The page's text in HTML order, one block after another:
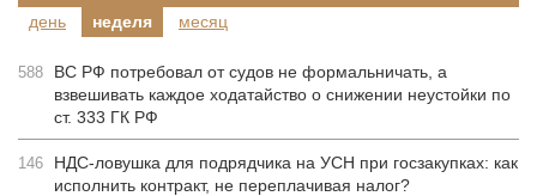
день
неделя месяц
588
ВС РФ потребовал от судов не формальничать, а
взвешивать каждое ходатайство о снижении неустойки по
ст. 333 ГК РФ
146
НДС-ловушка для подрядчика на УСН при госзакупках: как
исполнить контракт, не переплачивая налог?